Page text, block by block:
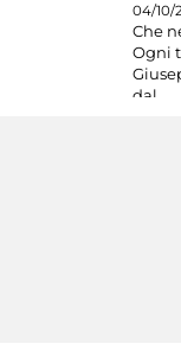
04/10/
Che
Ogni
dal